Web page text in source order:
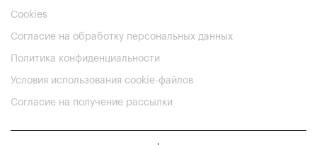
Cookies
Согласие на обработку персональных данных
Политика конфиденциальности
Условия использования cookie-файлов
Согласие на получение рассылки